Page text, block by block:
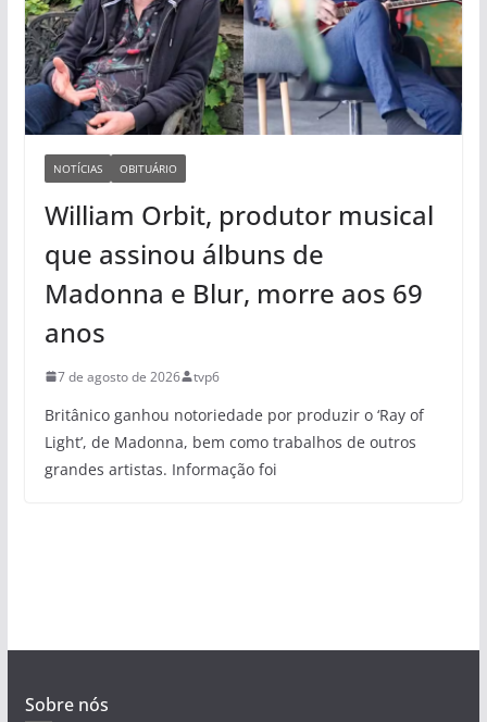
NOTÍCIAS OBITUÁRIO
William Orbit, produtor musical
que assinou álbuns de
Madonna e Blur, morre aos 69
anos
7 de agosto de 2026 tvp6
Britânico ganhou notoriedade por produzir o ‘Ray of
Light’, de Madonna, bem como trabalhos de outros
grandes artistas. Informação foi
Sobre nós